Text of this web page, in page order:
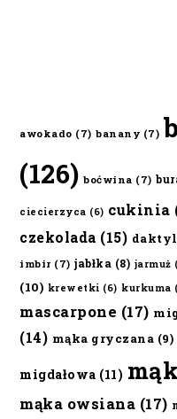
awokado (7) banany (7)
(126) boćwina (7)
ciecierzyca (6) cukinia
czekolada (15)
imbir (7) jabłka (8) jarmuż
(10) krewetki (6) kurkuma
mascarpone (17)
(14) mąka gryczana (9)
migdałowa (11)
mąka owsiana (17)